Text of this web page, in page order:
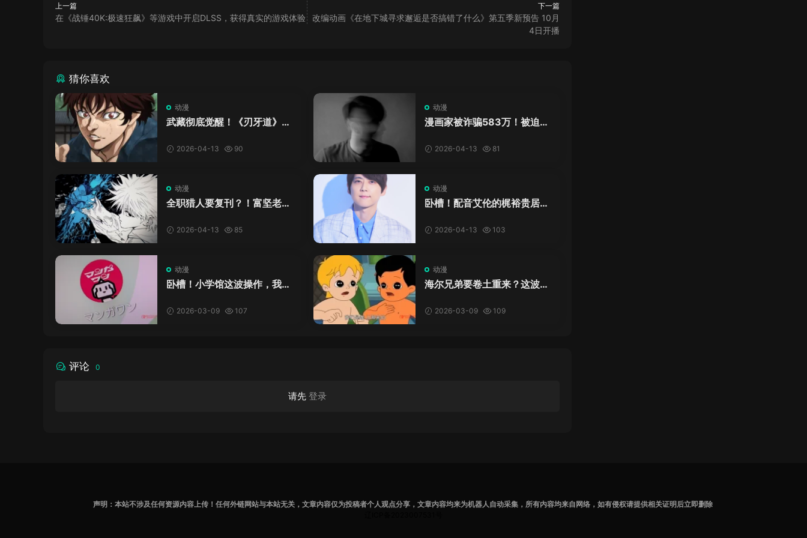
上一篇
在《战锤40K:极速狂飙》等游戏中开启DLSS，获得真实的游戏体验
下一篇
改编动画《在地下城寻求邂逅是否搞错了什么》第五季新预告 10月
4日开播
猜你喜欢
动漫
武藏彻底觉醒！《刃牙道》下
我们吗？
2026-04-13 90
动漫
漫画家被诈骗583万！被迫卖
作把我整不会了
2026-04-13 81
动漫
全职猎人要复刊？！富坚老贼
2026-04-13 85
动漫
卧槽！配音艾伦的梶裕贵居然
AI声音的？
2026-04-13 103
动漫
卧槽！小学馆这波操作，我直
2026-03-09 107
动漫
海尔兄弟要卷土重来？这波我
2026-03-09 109
评论 0
请先 登录
声明：本站不涉及任何资源内容上传！任何外链网站与本站无关，文章内容仅为投稿者个人观点分享，文章内容均来为机器人自动采集，所有内容均来自网络，如有侵权请提供相关证明后立即删除